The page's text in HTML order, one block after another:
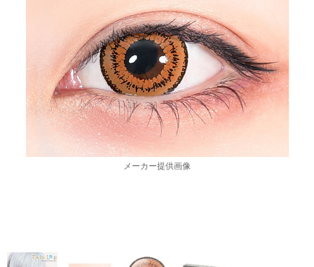
メーカー提供画像